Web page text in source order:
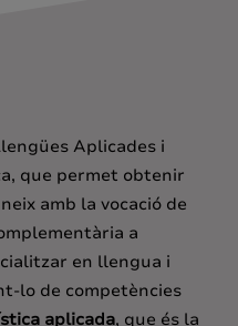
Aplicades i
que permet obtenir
amb la vocació de
a
en llengua i
lo de competències
aplicada, que és la